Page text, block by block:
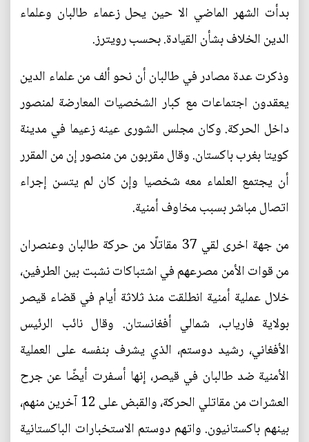
بدأت الشهر الماضي الا حين يحل زعماء طالبان وعلماء
الدين الخلاف بشأن القيادة. بحسب رويترز.
وذكرت عدة مصادر في طالبان أن نحو ألف من علماء الدين
يعقدون اجتماعات مع كبار الشخصيات المعارضة لمنصور
داخل الحركة. وكان مجلس الشورى عينه زعيما في مدينة
كويتا بغرب باكستان. وقال مقربون من منصور إن من المقرر
أن يجتمع العلماء معه شخصيا وإن كان لم يتسن إجراء
اتصال مباشر بسبب مخاوف أمنية.
من جهة اخرى لقي 37 مقاتلًا من حركة طالبان وعنصران
من قوات الأمن مصرعهم في اشتباكات نشبت بين الطرفين،
خلال عملية أمنية انطلقت منذ ثلاثة أيام في قضاء قيصر
بولاية فارياب، شمالي أفغانستان. وقال نائب الرئيس
الأفغاني، رشيد دوستم، الذي يشرف بنفسه على العملية
الأمنية ضد طالبان في قيصر، إنها أسفرت أيضًا عن جرح
العشرات من مقاتلي الحركة، والقبض على 12 آخرين منهم،
بينهم باكستانيون. واتهم دوستم الاستخبارات الباكستانية